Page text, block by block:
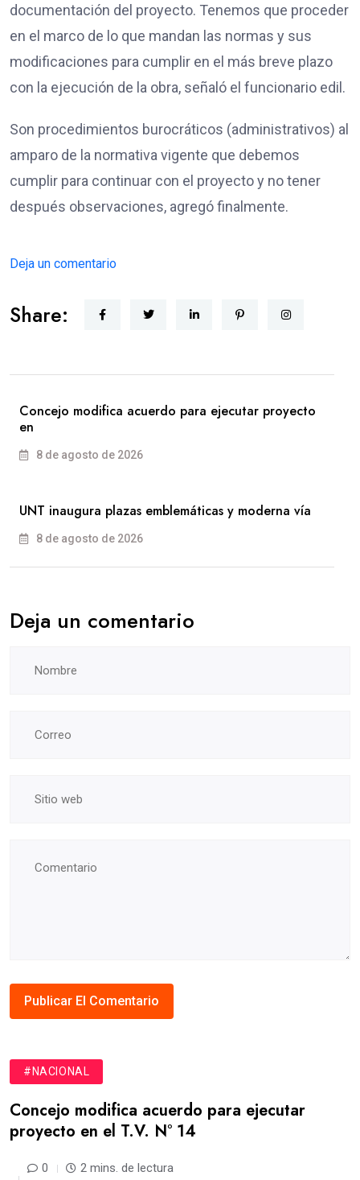
documentación del proyecto. Tenemos que proceder
en el marco de lo que mandan las normas y sus
modificaciones para cumplir en el más breve plazo
con la ejecución de la obra, señaló el funcionario edil.
Son procedimientos burocráticos (administrativos) al
amparo de la normativa vigente que debemos
cumplir para continuar con el proyecto y no tener
después observaciones, agregó finalmente.
Deja un comentario
Share:
Concejo modifica acuerdo para ejecutar proyecto
en
8 de agosto de 2026
UNT inaugura plazas emblemáticas y moderna vía
8 de agosto de 2026
Deja un comentario
#NACIONAL
Concejo modifica acuerdo para ejecutar
proyecto en el T.V. N° 14
0 2 mins. de lectura